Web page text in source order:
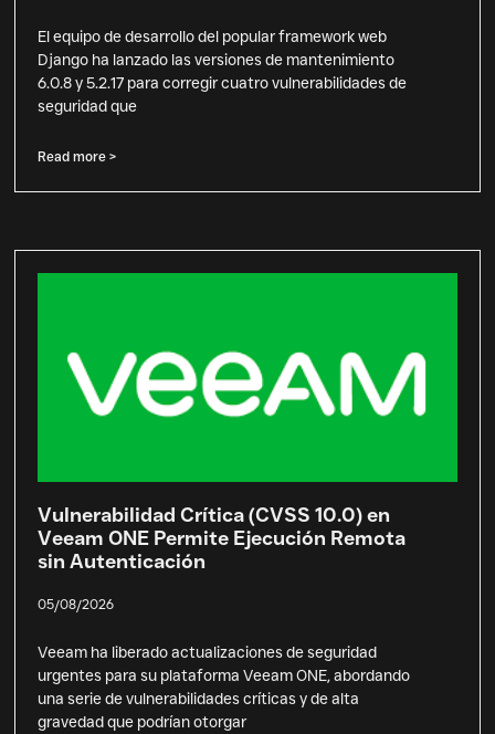
El equipo de desarrollo del popular framework web
Django ha lanzado las versiones de mantenimiento
6.0.8 y 5.2.17 para corregir cuatro vulnerabilidades de
seguridad que
Read more >
Vulnerabilidad Crítica (CVSS 10.0) en
Veeam ONE Permite Ejecución Remota
sin Autenticación
05/08/2026
Veeam ha liberado actualizaciones de seguridad
urgentes para su plataforma Veeam ONE, abordando
una serie de vulnerabilidades críticas y de alta
gravedad que podrían otorgar